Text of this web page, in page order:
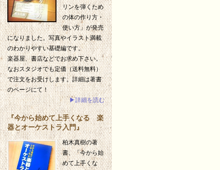
リンを弾くため
の体の作り方・
使い方」が発売
になりました。写真やイラスト満載
のわかりやすい基礎編です。
楽器屋、書店などでお求め下さい。
なおスタジオでも定価（送料無料）
で注文をお受けします。詳細は著書
のページにて！
▶詳細を読む
『今から始めて上手くなる 楽
器とオーケストラ入門』
柏木真樹の著
書、「今から始
めて上手くな